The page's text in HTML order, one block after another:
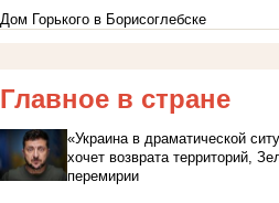
Дом Горького в Борисоглебске
Главное в стране
«Украина в драматической
хочет возврата территорий,
перемирии